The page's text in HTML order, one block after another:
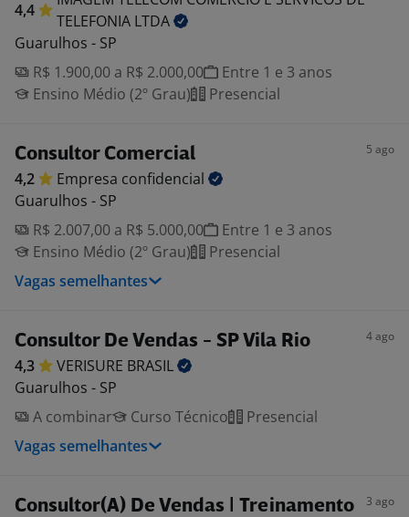
4,4
TELEFONIA LTDA
Guarulhos - SP
R$ 1.900,00 a R$ 2.000,00
Entre 1 e 3 anos
Ensino Médio (2º Grau)
Presencial
Consultor Comercial 5 ago
4,2 Empresa confidencial
Guarulhos - SP
R$ 2.007,00 a R$ 5.000,00
Entre 1 e 3 anos
Ensino Médio (2º Grau)
Presencial
Vagas semelhantes
Consultor De Vendas - SP Vila Rio 4 ago
4,3 VERISURE BRASIL
Guarulhos - SP
A combinar
Curso Técnico
Presencial
Vagas semelhantes
Consultor(A) De Vendas | Treinamento
3 ago